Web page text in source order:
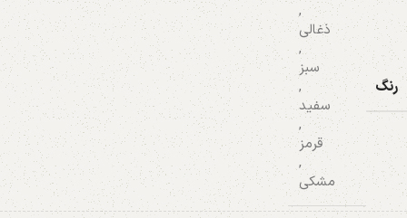
رنگ
,
ذغالی
,
سبز
,
سفید
,
قرمز
,
مشکی